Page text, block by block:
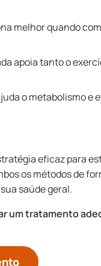
melhor quando
apoia tanto o
o metabolismo e
eficaz para
os métodos de
saúde geral.
um tratamento